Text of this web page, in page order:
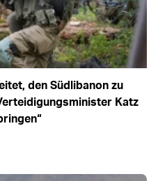
den Südlibanon zu
Katz